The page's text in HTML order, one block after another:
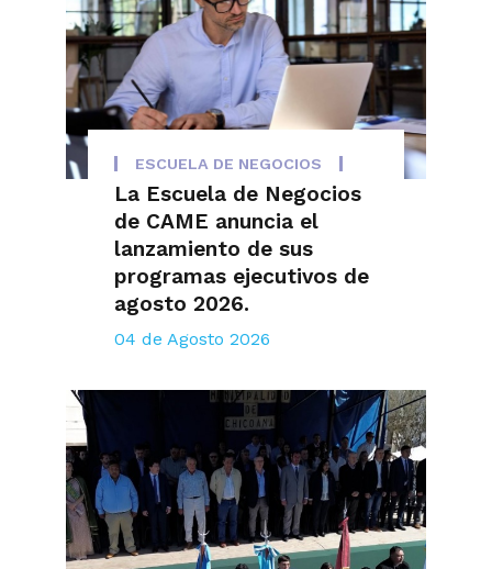
ESCUELA DE NEGOCIOS
La Escuela de Negocios
de CAME anuncia el
lanzamiento de sus
programas ejecutivos de
agosto 2026.
04 de Agosto 2026